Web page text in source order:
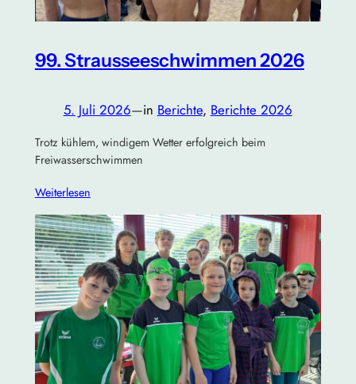
99. Strausseeschwimmen 2026
5. Juli 2026—in Berichte, Berichte 2026
Trotz kühlem, windigem Wetter erfolgreich beim
Freiwasserschwimmen
Weiterlesen